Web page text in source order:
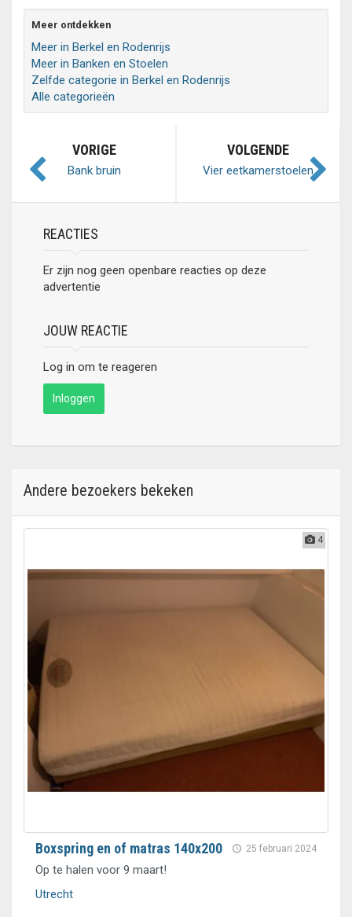
Meer ontdekken
Meer in Berkel en Rodenrijs
Meer in Banken en Stoelen
Zelfde categorie in Berkel en Rodenrijs
Alle categorieën
VORIGE
Bank bruin
VOLGENDE
Vier eetkamerstoelen
REACTIES
Er zijn nog geen openbare reacties op deze
advertentie
JOUW REACTIE
Log in om te reageren
Inloggen
Andere bezoekers bekeken
4
25 februari 2024
Boxspring en of matras 140x200
Op te halen voor 9 maart!
Utrecht